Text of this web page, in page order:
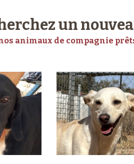
un
animaux de compagnie